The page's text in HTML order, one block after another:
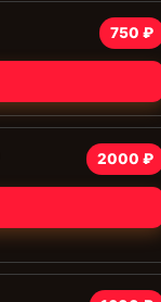
750 ₽
2000 ₽